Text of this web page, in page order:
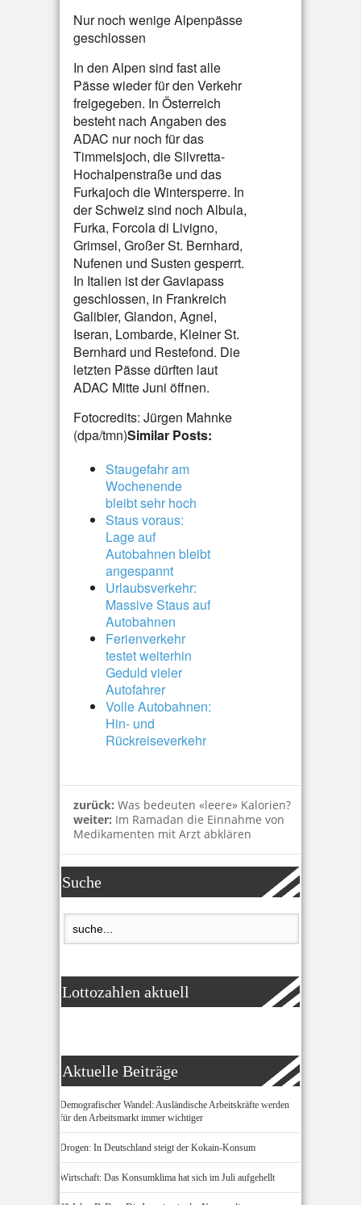
Nur noch wenige Alpenpässe
geschlossen
In den Alpen sind fast alle
Pässe wieder für den Verkehr
freigegeben. In Österreich
besteht nach Angaben des
ADAC nur noch für das
Timmelsjoch, die Silvretta-
Hochalpenstraße und das
Furkajoch die Wintersperre. In
der Schweiz sind noch Albula,
Furka, Forcola di Livigno,
Grimsel, Großer St. Bernhard,
Nufenen und Susten gesperrt.
In Italien ist der Gaviapass
geschlossen, in Frankreich
Galibier, Glandon, Agnel,
Iseran, Lombarde, Kleiner St.
Bernhard und Restefond. Die
letzten Pässe dürften laut
ADAC Mitte Juni öffnen.
Fotocredits: Jürgen Mahnke
(dpa/tmn)Similar Posts:
Staugefahr am
Wochenende
bleibt sehr hoch
Staus voraus:
Lage auf
Autobahnen bleibt
angespannt
Urlaubsverkehr:
Massive Staus auf
Autobahnen
Ferienverkehr
testet weiterhin
Geduld vieler
Autofahrer
Volle Autobahnen:
Hin- und
Rückreiseverkehr
zurück: Was bedeuten «leere» Kalorien?
weiter: Im Ramadan die Einnahme von
Medikamenten mit Arzt abklären
Suche
Lottozahlen aktuell
Aktuelle Beiträge
Demografischer Wandel: Ausländische Arbeitskräfte werden
für den Arbeitsmarkt immer wichtiger
Drogen: In Deutschland steigt der Kokain-Konsum
Wirtschaft: Das Konsumklima hat sich im Juli aufgehellt